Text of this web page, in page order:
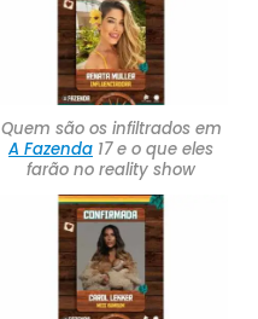
Quem são os infiltrados em
A Fazenda 17 e o que eles
farão no reality show